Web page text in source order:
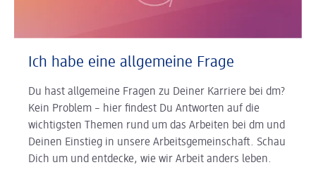
Ich habe eine allgemeine Frage
Du hast allgemeine Fragen zu Deiner Karriere bei dm?
Kein Problem – hier findest Du Antworten auf die
wichtigsten Themen rund um das Arbeiten bei dm und
Deinen Einstieg in unsere Arbeitsgemeinschaft. Schau
Dich um und entdecke, wie wir Arbeit anders leben.